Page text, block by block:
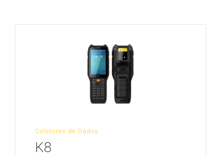
Coletores de Dados
K8